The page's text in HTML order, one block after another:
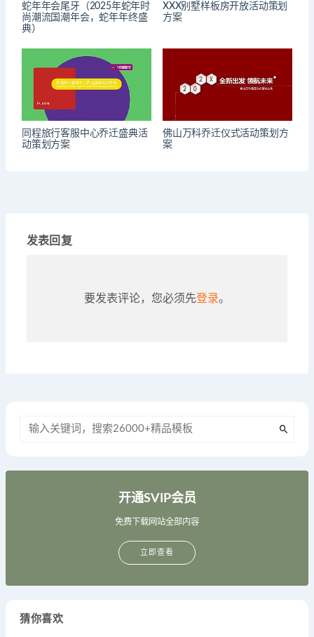
蛇年年会尾牙（2025年蛇年时
尚潮流国潮年会，蛇年年终盛
典）
XXX别墅样板房开放活动策划
方案
同程旅行客服中心乔迁盛典活
动策划方案
佛山万科乔迁仪式活动策划方
案
发表回复
要发表评论，您必须先登录。
开通SVIP会员
免费下载网站全部内容
立即查看
猜你喜欢